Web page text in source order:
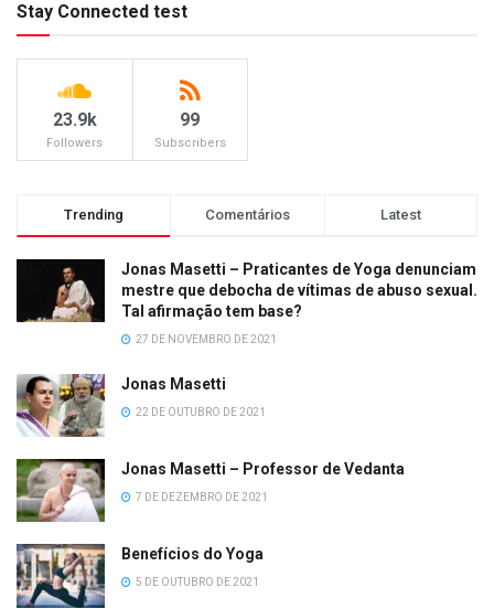
Stay Connected test
23.9k
Followers
99
Subscribers
Trending Comentários Latest
Jonas Masetti – Praticantes de Yoga denunciam
mestre que debocha de vítimas de abuso sexual.
Tal afirmação tem base?
27 DE NOVEMBRO DE 2021
Jonas Masetti
22 DE OUTUBRO DE 2021
Jonas Masetti – Professor de Vedanta
7 DE DEZEMBRO DE 2021
Benefícios do Yoga
5 DE OUTUBRO DE 2021